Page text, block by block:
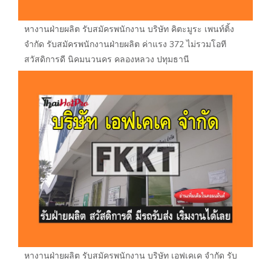
หางานฝ่ายผลิต รับสมัครพนักงาน บริษัท คิตะมูระ เพนท์ติ้ง
จำกัด รับสมัครพนักงานฝ่ายผลิต ค่าแรง 372 ไม่รวมโอที
สวัสดิการดี นิคมนวนคร คลองหลวง ปทุมธานี
หางานฝ่ายผลิต รับสมัครพนักงาน บริษัท เอฟเคเค จำกัด รับ